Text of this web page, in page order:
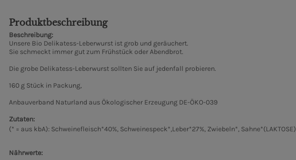
Produktbeschreibung
Beschreibung:
Unsere Bio Delikatess-Leberwurst ist grob und geräuchert.
Sie schmeckt immer gut zum Frühstück oder Abendbrot.
Die grobe Delikatess-Leberwurst sollten Sie auf jedenfall probieren.
160 g Stück in Packung,
Anbauverband Naturland aus Ökologischer Erzeugung DE-ÖKO-039
Zutaten:
(* = aus kbA): Schweinefleisch*40%, Schweinespeck*,Leber*27%, Zwiebeln*, Sahne*(LAKTOSE)
Nährwerte: